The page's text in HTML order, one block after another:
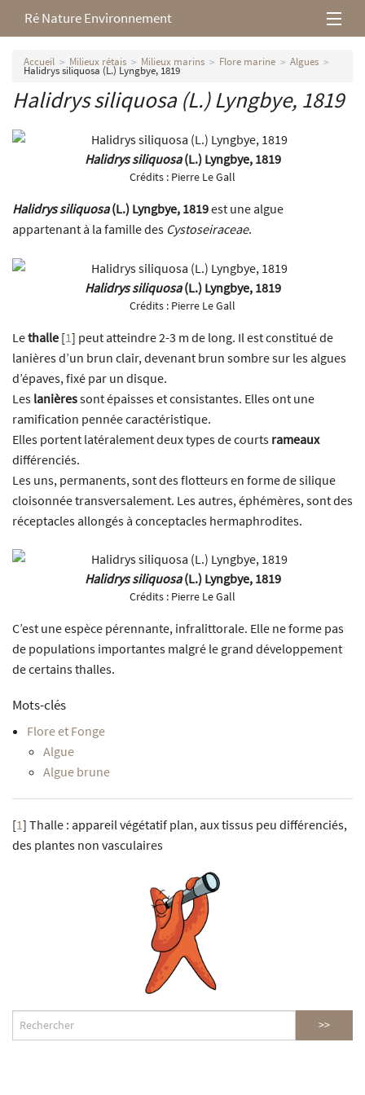
Ré Nature Environnement
L’association
Milieux rétais
Nos parutions
Accueil Milieux rétais Milieux marins Flore marine Algues
Halidrys siliquosa (L.) Lyngbye, 1819
Halidrys siliquosa (L.) Lyngbye, 1819
Halidrys siliquosa(L.) Lyngbye, 1819
Crédits : Pierre Le Gall
Halidrys siliquosa(L.) Lyngbye, 1819est une algue
appartenant à la famille des Cystoseiraceae.
Halidrys siliquosa(L.) Lyngbye, 1819
Crédits : Pierre Le Gall
Lethalle [1] peut atteindre 2-3 m de long. Il est constitué de
lanières d’un brun clair, devenant brun sombre sur les algues
d’épaves, fixé par un disque.
Les lanièressont épaisses et consistantes. Elles ont une
ramification pennée caractéristique.
Elles portent latéralement deux types de courts rameaux
différenciés.
Les uns, permanents, sont des flotteurs en forme de silique
cloisonnée transversalement. Les autres, éphémères, sont des
réceptacles allongés à conceptacles hermaphrodites.
Halidrys siliquosa(L.) Lyngbye, 1819
Crédits : Pierre Le Gall
C’est une espèce pérennante, infralittorale. Elle ne forme pas
de populations importantes malgré le grand développement
de certains thalles.
Mots-clés
Flore et Fonge
Algue
Algue brune
[1] Thalle : appareil végétatif plan, aux tissus peu différenciés,
des plantes non vasculaires